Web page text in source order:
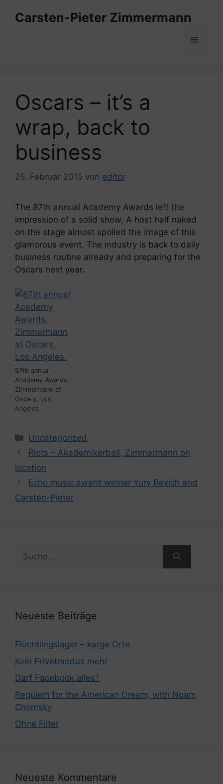
InhaltCarsten-Pieter Zimmermann
Menü
Oscars – it’s a
wrap, back to
business
25. Februar 2015 von editor
The 87th annual Academy Awards left the
impression of a solid show. A host half naked
on the stage almost spoiled the image of this
glamorous event. The industry is back to daily
business routine already and preparing for the
Oscars next year.
87th annual
Academy Awards.
Zimmermann at
Oscars, Los
Angeles.
Kategorien
Uncategorized
Riots – Akademikerball, Zimmermann on
location
Echo music award winner Yury Revich and
Carsten-Pieter
Neueste Beiträge
Flüchtlingslager – karge Orte
Kein Privatmodus mehr
Darf Facebook alles?
Requiem for the American Dream, with Noam
Chomsky
Ohne Filter
Neueste Kommentare